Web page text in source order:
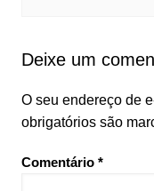
Deixe um
O seu endereço de
obrigatórios são
Comentário *